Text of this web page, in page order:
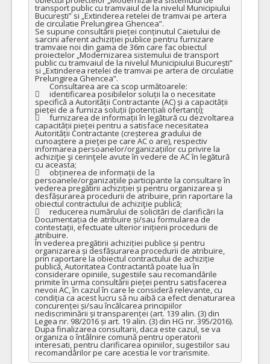
transport public cu tramvaiul de la nivelul Municipiului
București” si „Extinderea retelei de tramvai pe artera
de circulatie Prelungirea Ghencea”.
Se supune consultării pieței conținutul Caietului de
sarcini aferent achiziției publice pentru furnizare
tramvaie noi din gama de 36m care fac obiectul
proiectelor „Modernizarea sistemului de transport
public cu tramvaiul de la nivelul Municipiului București”
si „Extinderea retelei de tramvai pe artera de circulatie
Prelungirea Ghencea”.
	identificarea posibilelor soluții la o necesitate
specifică a Autorității Contractante (AC) și a capacității
pieței de a furniza soluții (potențiali ofertanți);
	furnizarea de informații în legătură cu dezvoltarea
capacității pieței pentru a satisface necesitatea
Autorității Contractante (creșterea gradului de
cunoaştere a pieţei pe care AC o are), respectiv
informarea persoanelor/organizațiilor cu privire la
achiziţie şi cerinţele avute în vedere de AC în legătură
cu aceasta;
	obținerea de informații de la
persoanele/organizațiile participante la consultare în
vederea pregătirii achiziției și pentru organizarea și
desfășurarea procedurii de atribuire, prin raportare la
obiectul contractului de achiziţie publică;
	reducerea numărului de solicitări de clarificări la
Documentația de atribuire și/sau formularea de
contestații, efectuate ulterior inițierii procedurii de
atribuire.
În vederea pregătirii achiziției publice și pentru
organizarea și desfășurarea procedurii de atribuire,
prin raportare la obiectul contractului de achiziție
publică, Autoritatea Contractantă poate lua în
considerare opiniile, sugestiile sau recomandările
primite în urma consultării pieței pentru satisfacerea
nevoii AC, în cazul în care le consideră relevante, cu
condiția ca acest lucru să nu aibă ca efect denaturarea
concurenței și/sau încălcarea principiilor
nediscriminării și transparenței (art. 139 alin. (3) din
Legea nr. 98/2016 și art. 19 alin. (3) din HG nr. 395/2016).
Dupa finalizarea consultarii, daca este cazul, se va
organiza o întâlnire comună pentru operatorii
interesati, pentru clarificarea opiniilor, sugestiilor sau
recomandărilor pe care acestia le vor transmite.